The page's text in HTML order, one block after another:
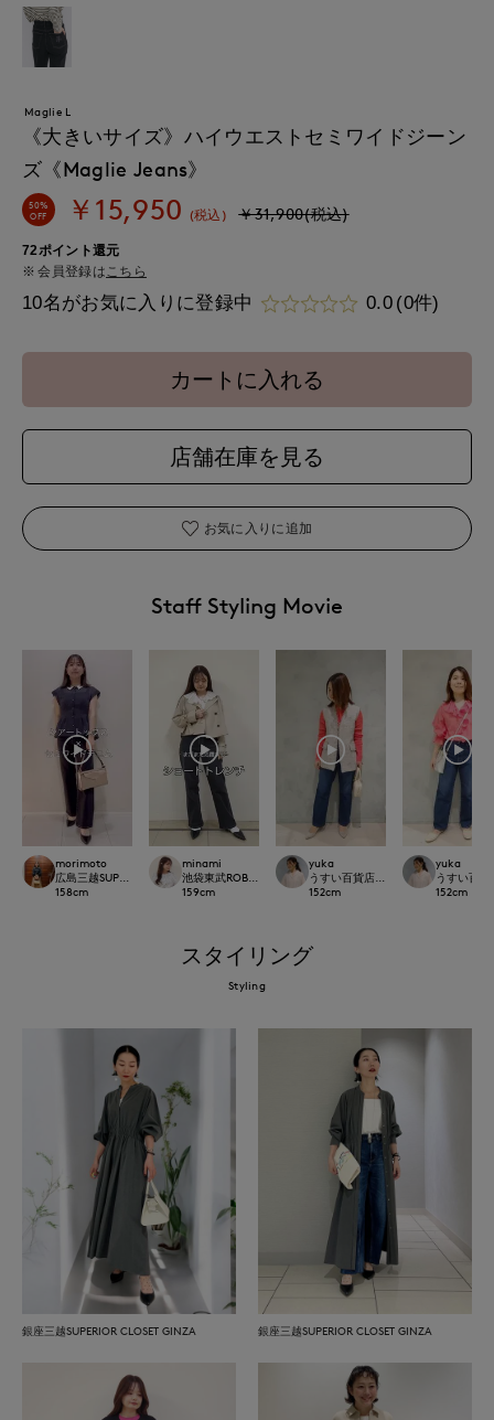
Maglie L
《大きいサイズ》ハイウエストセミワイドジーン
ズ《Maglie Jeans》
50%
OFF
￥15,950 (税込) ￥31,900(税込)
72ポイント還元
会員登録は こちら
10名がお気に入りに登録中 0.0 (0件)
カートに入れる
店舗在庫を見る
お気に入りに追加
Staff Styling Movie
morimoto
広島三越SUPERIORCLOSET
158cm
minami
池袋東武ROBE SUPERIOR CLOSET
159cm
yuka
うすい百貨店SUPERIOR CLOSET
152cm
yuka
うすい百貨
152cm
スタイリング
Styling
銀座三越SUPERIOR CLOSET GINZA 銀座三越SUPERIOR CLOSET GINZA